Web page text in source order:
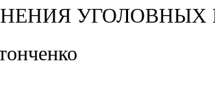
УГОЛОВНЫХ